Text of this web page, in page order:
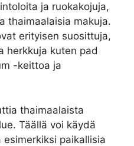
ja ruokakojuja,
thaimaalaisia makuja.
erityisen suosittuja,
herkkuja kuten pad
-keittoa ja
thaimaalaista
Täällä voi käydä
paikallisia